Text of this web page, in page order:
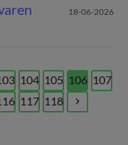
18-06-2026
104 105 106
(current)
107
117 118